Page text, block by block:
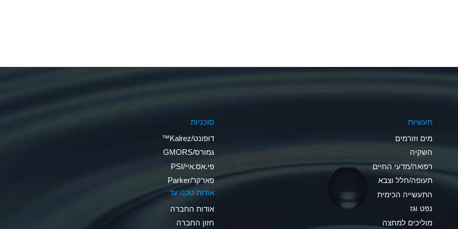
A
B
A
תעשיות
מים וזורמים
השקיה
רפואה/מדעי החיים
תעופה/חלל וצבא
התעשייה הכימית
נפט וגז
מוליכים למחצה
סוכניות
דופונט/Kalrez™
גמורס/GMORS
פי.אס.איי/PSI
פארקר/Parker
אודות טכנו עד
אודות החברה
חזון החברה